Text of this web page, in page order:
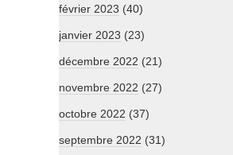
février 2023 (40)
janvier 2023 (23)
décembre 2022 (21)
novembre 2022 (27)
octobre 2022 (37)
septembre 2022 (31)